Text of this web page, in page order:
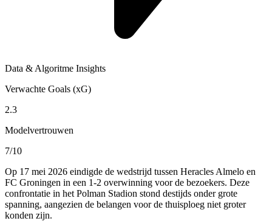
Data & Algoritme Insights
Verwachte Goals (xG)
2.3
Modelvertrouwen
7/10
Op 17 mei 2026 eindigde de wedstrijd tussen Heracles Almelo en
FC Groningen in een 1-2 overwinning voor de bezoekers. Deze
confrontatie in het Polman Stadion stond destijds onder grote
spanning, aangezien de belangen voor de thuisploeg niet groter
konden zijn.